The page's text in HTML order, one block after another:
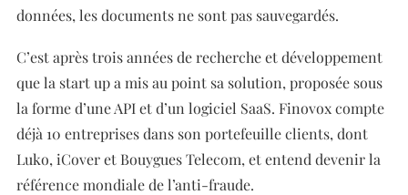
données, les documents ne sont pas sauvegardés.
C’est après trois années de recherche et développement
que la start up a mis au point sa solution, proposée sous
la forme d’une API et d’un logiciel SaaS. Finovox compte
déjà 10 entreprises dans son portefeuille clients, dont
Luko, iCover et Bouygues Telecom, et entend devenir la
référence mondiale de l’anti-fraude.